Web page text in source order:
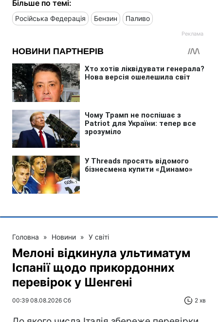
Більше по темі:
Російська Федерація Бензин Паливо
Головна » Новини » У світі
Мелоні відкинула ультиматум
Іспанії щодо прикордонних
перевірок у Шенгені
00:39 08.08.2026 Сб 2 хв